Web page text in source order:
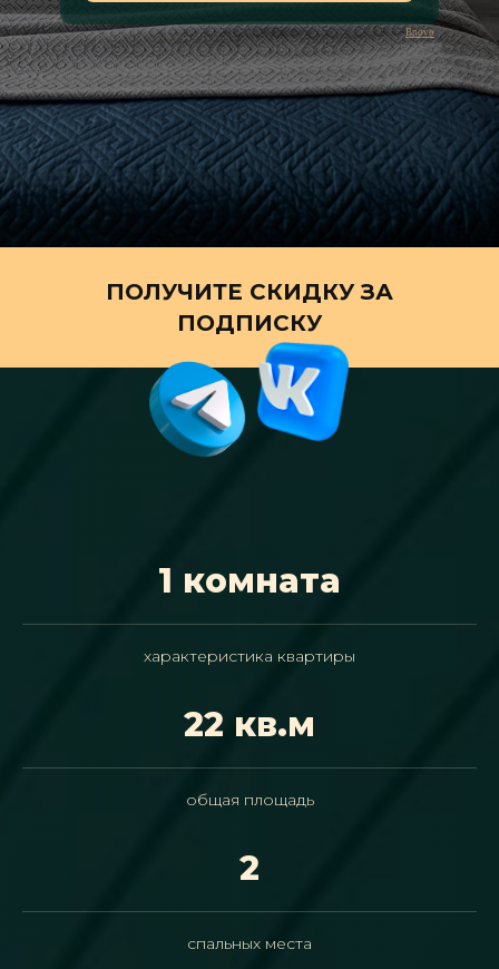
Bnovo
ПОЛУЧИТЕ СКИДКУ ЗА
ПОДПИСКУ
1 комната
характеристика квартиры
22 кв.м
общая площадь
2
спальных места